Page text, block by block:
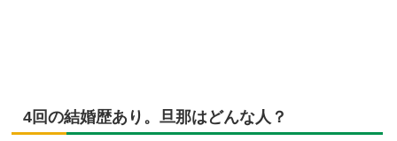
4回の結婚歴あり。旦那はどんな人？